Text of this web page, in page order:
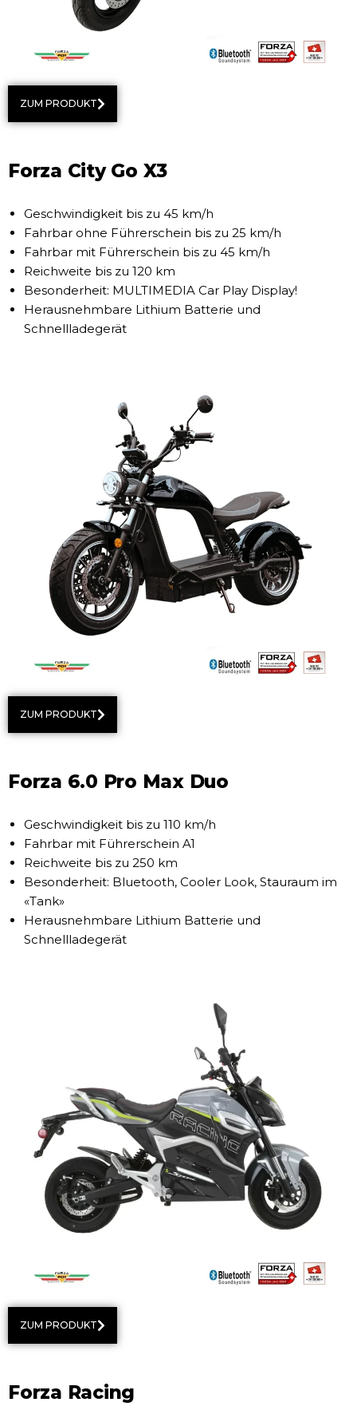
ZUM PRODUKT
Forza City Go X3
Geschwindigkeit bis zu 45 km/h
Fahrbar ohne Führerschein bis zu 25 km/h
Fahrbar mit Führerschein bis zu 45 km/h
Reichweite bis zu 120 km
Besonderheit: MULTIMEDIA Car Play Display!
Herausnehmbare Lithium Batterie und
Schnellladegerät
ZUM PRODUKT
Forza 6.0 Pro Max Duo
Geschwindigkeit bis zu 110 km/h
Fahrbar mit Führerschein A1
Reichweite bis zu 250 km
Besonderheit: Bluetooth, Cooler Look, Stauraum im
«Tank»
Herausnehmbare Lithium Batterie und
Schnellladegerät
ZUM PRODUKT
Forza Racing